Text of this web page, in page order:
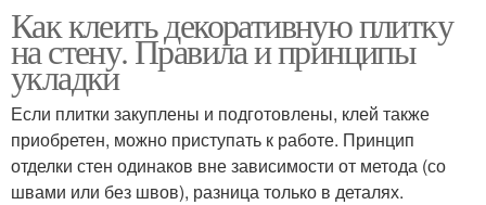
Как клеить декоративную плитку
на стену. Правила и принципы
укладки
Если плитки закуплены и подготовлены, клей также
приобретен, можно приступать к работе. Принцип
отделки стен одинаков вне зависимости от метода (со
швами или без швов), разница только в деталях.